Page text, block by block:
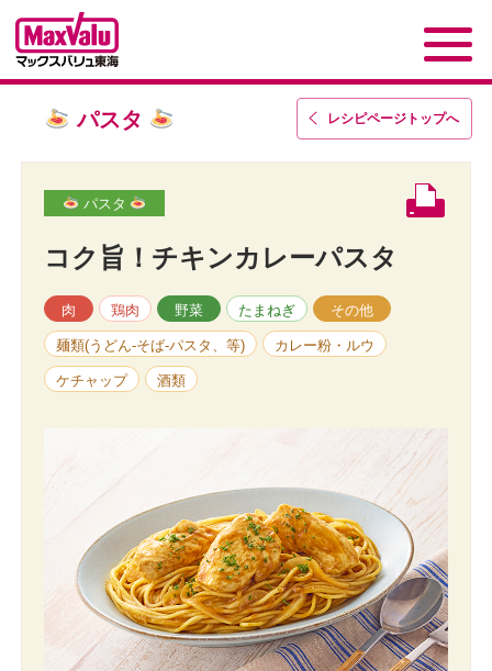
レシピページトップへ
パスタ
パスタ
コク旨！チキンカレーパスタ
肉 鶏肉 野菜 たまねぎ その他
麺類(うどん-そば-パスタ、等) カレー粉・ルウ
ケチャップ 酒類